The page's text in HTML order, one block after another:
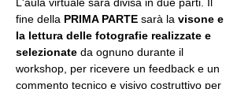
fine della PRIMA PARTE sarà la visone e
la lettura delle fotografie realizzate e
selezionate da ognuno durante il
workshop, per ricevere un feedback e un
commento tecnico e visivo costruttivo per